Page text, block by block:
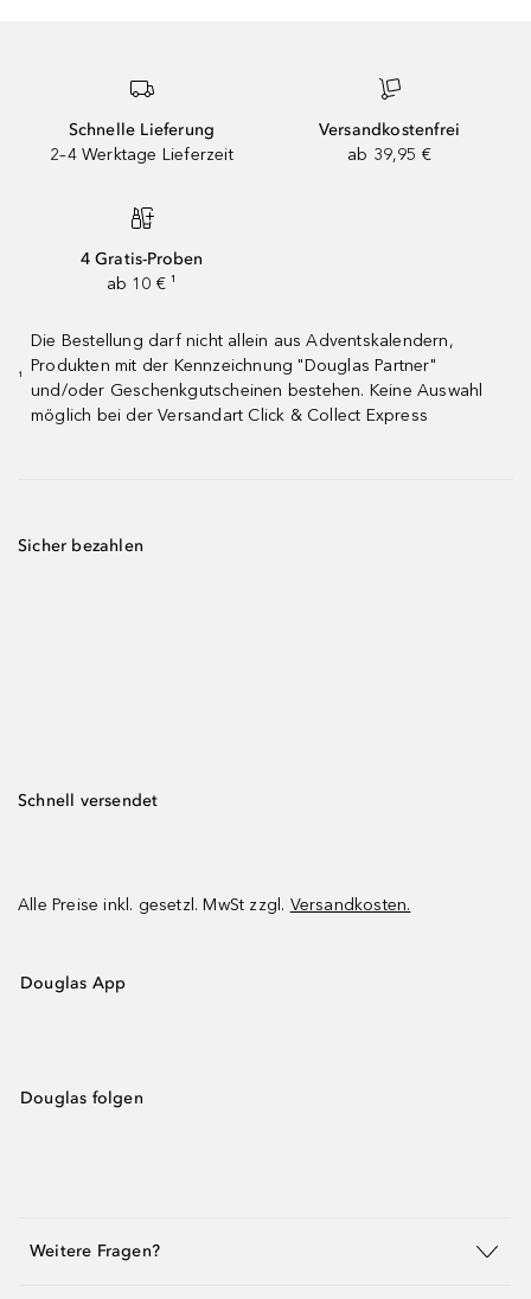
Schnelle Lieferung
2–4 Werktage Lieferzeit
Versandkostenfrei
ab 39,95 €
4 Gratis-Proben
ab 10 € ¹
¹
Die Bestellung darf nicht allein aus Adventskalendern,
Produkten mit der Kennzeichnung "Douglas Partner"
und/oder Geschenkgutscheinen bestehen. Keine Auswahl
möglich bei der Versandart Click & Collect Express
Sicher bezahlen
Schnell versendet
Alle Preise inkl. gesetzl. MwSt zzgl. Versandkosten.
Douglas App
Douglas folgen
Weitere Fragen?